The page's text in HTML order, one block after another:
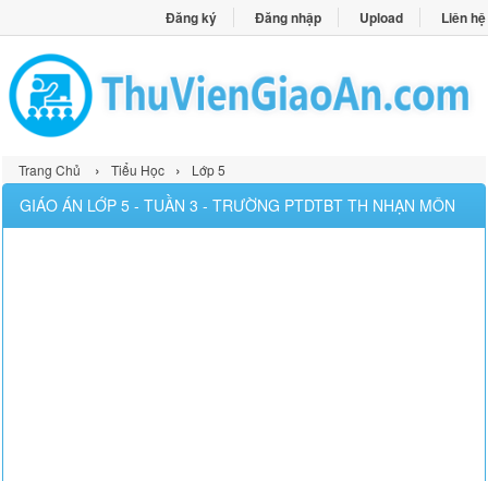
Đăng ký Đăng nhập Upload Liên hệ
Trang Chủ › Tiểu Học › Lớp 5
GIÁO ÁN LỚP 5 - TUẦN 3 - TRƯỜNG PTDTBT TH NHẠN MÔN